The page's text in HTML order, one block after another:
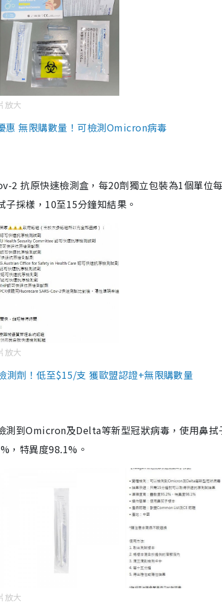
放大
惠 無限購數量！可檢測Omicron病毒
2 抗原快速檢測盒，每20劑獨立包裝為1個單位
採樣，10至15分鐘知結果。
放大
測劑！低至$15/支 獲歐盟認證+無限購數量
測到Omicron及Delta等新型冠狀病毒，使用鼻拭
，特異度98.1%。
放大